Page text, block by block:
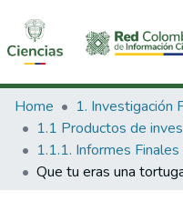
Communities & Collections
All of DSpace
Statistics
Home